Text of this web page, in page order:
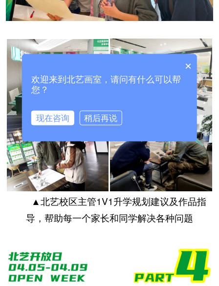
▲北艺校区主管1V1升学规划建议及作品指
导，帮助每一个家长和同学解决各种问题
×
欢迎来到北艺画室，请问有什么可以帮
您？
现在咨询 稍后再说